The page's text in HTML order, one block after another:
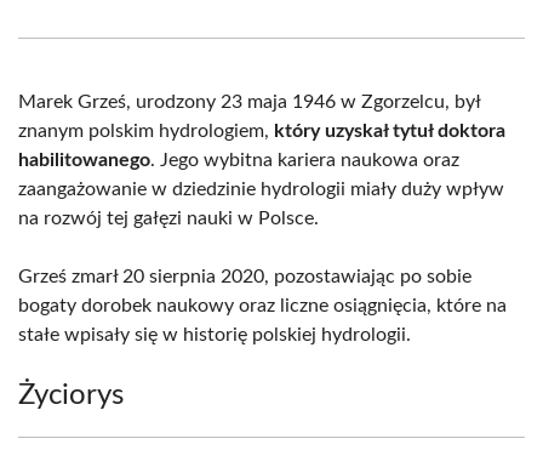
(Twitter)
Marek Grześ, urodzony 23 maja 1946 w Zgorzelcu, był
znanym polskim hydrologiem, który uzyskał tytuł doktora
habilitowanego. Jego wybitna kariera naukowa oraz
zaangażowanie w dziedzinie hydrologii miały duży wpływ
na rozwój tej gałęzi nauki w Polsce.
Grześ zmarł 20 sierpnia 2020, pozostawiając po sobie
bogaty dorobek naukowy oraz liczne osiągnięcia, które na
stałe wpisały się w historię polskiej hydrologii.
Życiorys